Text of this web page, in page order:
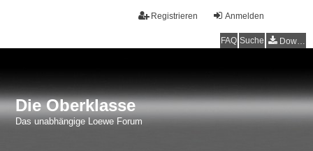
Anmelden
Registrieren
FAQ Suche Downloads
Die Oberklasse
Das unabhängige Loewe Forum